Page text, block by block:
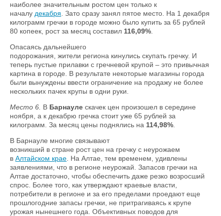
наиболее значительным ростом цен только к
началу декабря . Зато сразу занял пятое место. На 1 декабря
килограмм гречки в городе можно было купить за 65 рублей
80 копеек, рост за месяц составил 116,09%
Опасаясь дальнейшего
подорожания, жители региона кинулись скупать гречку. И
теперь пустые прилавки с гречневой крупой – это привычная
картина в городе. В результате некоторые магазины города
были вынуждены ввести ограничение на продажу не более
нескольких пачек крупы в одни руки.
Место 6. В Барнауле скачек цен произошел в середине
ноября, а к декабрю гречка стоит уже 65 рублей за
килограмм. За месяц цены поднялись на 114,98%
В Барнауле многие связывают
возникший в стране рост цен на гречку с неурожаем
в Алтайском крае . На Алтае, тем временем, удивлены
заявлениями, что в регионе неурожай. Запасов гречки на
Алтае достаточно, чтобы обеспечить даже резко возросший
спрос. Более того, как утверждают краевые власти,
потребители в регионе и за его пределами проедают еще
прошлогодние запасы гречки, не притрагиваясь к крупе
урожая нынешнего года. Объективных поводов для